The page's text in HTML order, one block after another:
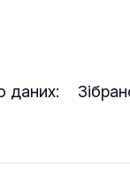
даних: